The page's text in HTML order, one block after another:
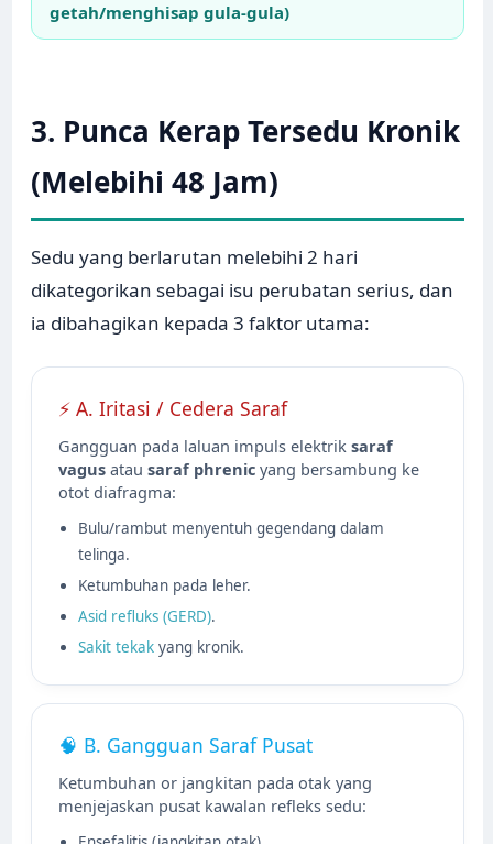
getah/menghisap gula-gula)
3. Punca Kerap Tersedu Kronik
(Melebihi 48 Jam)
Sedu yang berlarutan melebihi 2 hari
dikategorikan sebagai isu perubatan serius, dan
ia dibahagikan kepada 3 faktor utama:
⚡ A. Iritasi / Cedera Saraf
Gangguan pada laluan impuls elektriksaraf
vagus atausaraf phrenic yang bersambung ke
otot diafragma:
Bulu/rambut menyentuh gegendang dalam
telinga.
Ketumbuhan pada leher.
Asid refluks (GERD).
Sakit tekak yang kronik.
🧠 B. Gangguan Saraf Pusat
Ketumbuhan or jangkitan pada otak yang
menjejaskan pusat kawalan refleks sedu: